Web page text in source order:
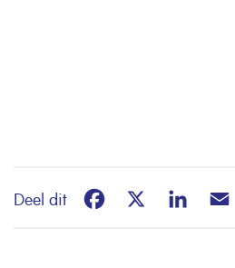
Deel dit Facebook LinkedIn